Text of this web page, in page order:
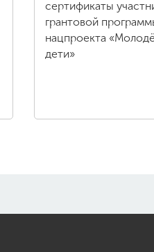
сертификаты
грантовой
нацпроекта
дети»